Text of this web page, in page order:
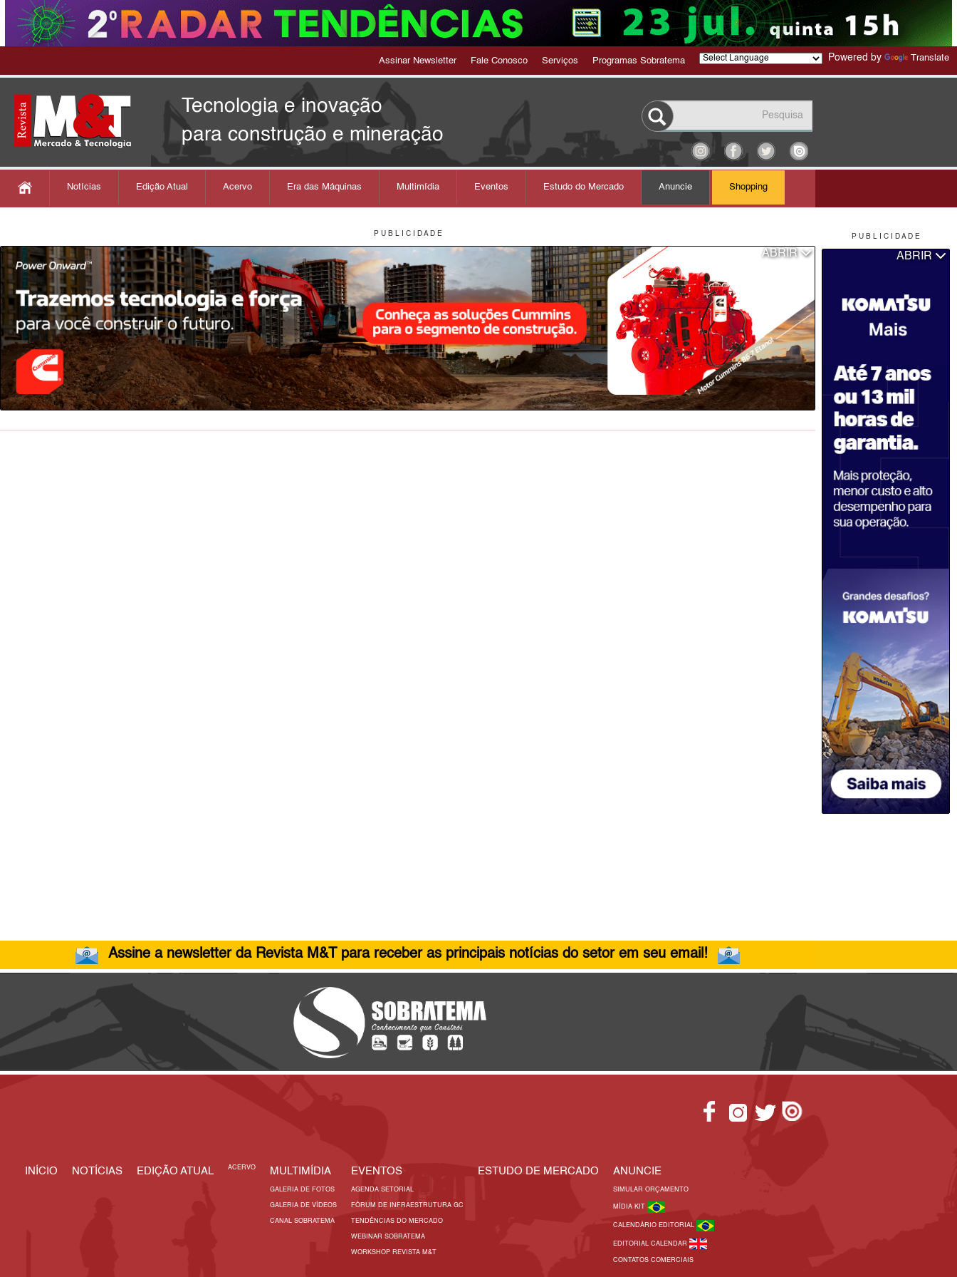
P U B L I C I D A D E
ABRIR
Assinar Newsletter Fale Conosco Serviços Programas Sobratema Powered by Translate
Tecnologia e inovação
para construção e mineração
Notícias Edição Atual Acervo Era das Máquinas Multimídia Eventos Estudo do Mercado Anuncie Shopping
P U B L I C I D A D E
ABRIR
Assine a newsletter da Revista M&T para receber as principais notícias do setor em seu email!
INÍCIO NOTÍCIAS EDIÇÃO ATUAL ACERVO MULTIMÍDIA
GALERIA DE FOTOS
GALERIA DE VÍDEOS
CANAL SOBRATEMA
EVENTOS
AGENDA SETORIAL
FÓRUM DE INFRAESTRUTURA GC
TENDÊNCIAS DO MERCADO
WEBINAR SOBRATEMA
WORKSHOP REVISTA M&T
ESTUDO DE MERCADO ANUNCIE
SIMULAR ORÇAMENTO
MÍDIA KIT
CALENDÁRIO EDITORIAL
EDITORIAL CALENDAR
CONTATOS COMERCIAIS